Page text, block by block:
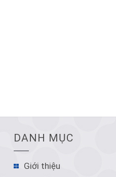
DANH MỤC
Giới thiệu